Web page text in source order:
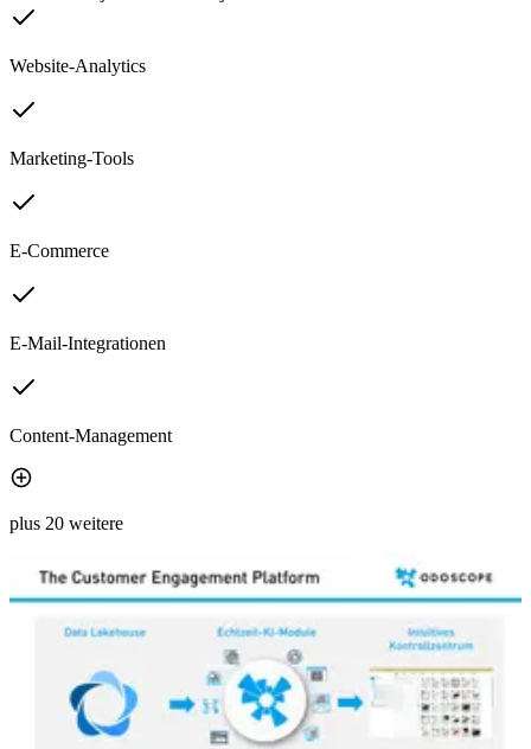
Website-Analytics
Marketing-Tools
E-Commerce
E-Mail-Integrationen
Content-Management
plus 20 weitere